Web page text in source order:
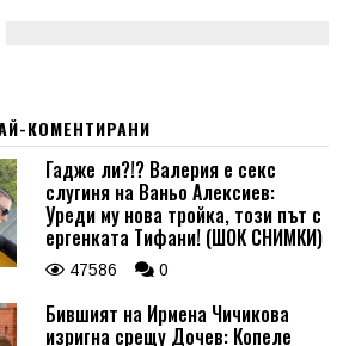
КОМЕНТИРАНИ
Гадже ли?!? Валерия е секс
слугиня на Ваньо Алексиев:
Уреди му нова тройка, този път с
ергенката Тифани! (ШОК СНИМКИ)
47586 0
Бившият на Ирмена Чичикова
изригна срещу Дочев: Копеле